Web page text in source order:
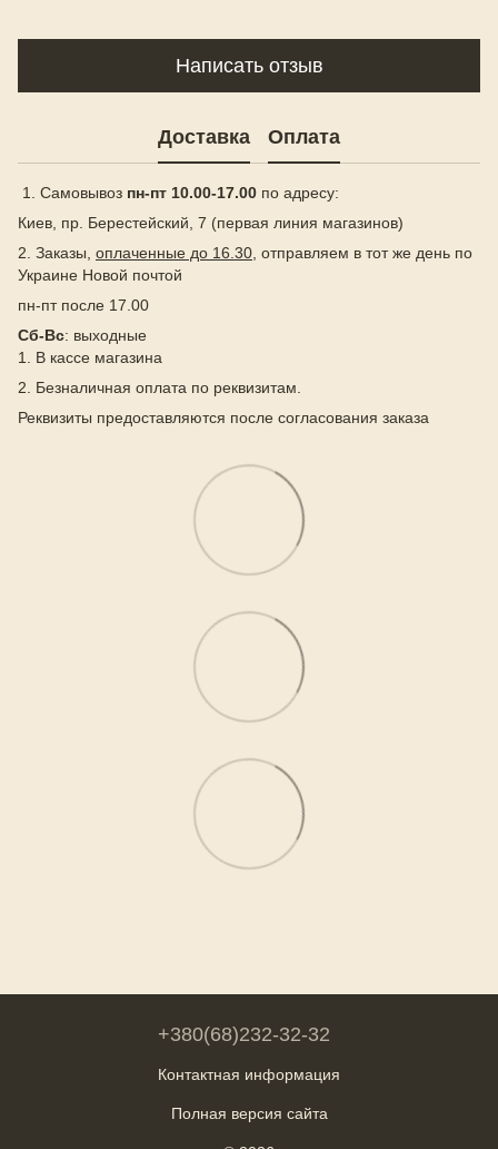
Написать отзыв
Доставка Оплата
1. Самовывоз пн-пт 10.00-17.00 по адресу:
Киев, пр. Берестейский, 7 (первая линия магазинов)
2. Заказы, оплаченные до 16.30, отправляем в тот же день по
Украине Новой почтой
пн-пт после 17.00
Сб-Вс: выходные
1. В кассе магазина
2. Безналичная оплата по реквизитам.
Реквизиты предоставляются после согласования заказа
+380(68)232-32-32
Контактная информация
Полная версия сайта